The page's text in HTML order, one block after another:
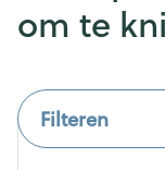
om te
Filteren